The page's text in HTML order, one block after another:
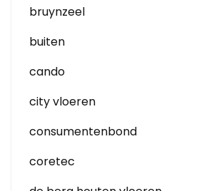
bruynzeel
buiten
cando
city vloeren
consumentenbond
coretec